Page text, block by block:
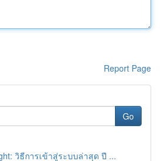
Report Page
Go
วิธีการเข้าสู่ระบบล่าสุด ปี ...